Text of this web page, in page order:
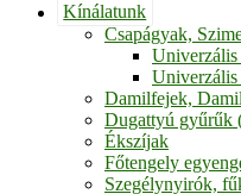
Kínálatunk
Csapágyak,
Univerzális
Univerzális
Damilfejek,
Dugattyú gyűrűk
Ékszíjak
Főtengely
Szegélynyirók,